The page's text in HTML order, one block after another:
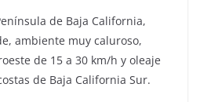
de Baja California,
ambiente muy caluroso,
de 15 a 30 km/h y oleaje
de Baja California Sur.